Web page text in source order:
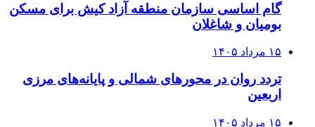
گام اساسی سازمان منطقه آزاد کیش برای مسکن
بومیان و شاغلان
۱۵ مرداد ۱۴۰۵
تردد روان در محورهای شمالی و پایانه‌های مرزی
اربعین
۱۵ مرداد ۱۴۰۵